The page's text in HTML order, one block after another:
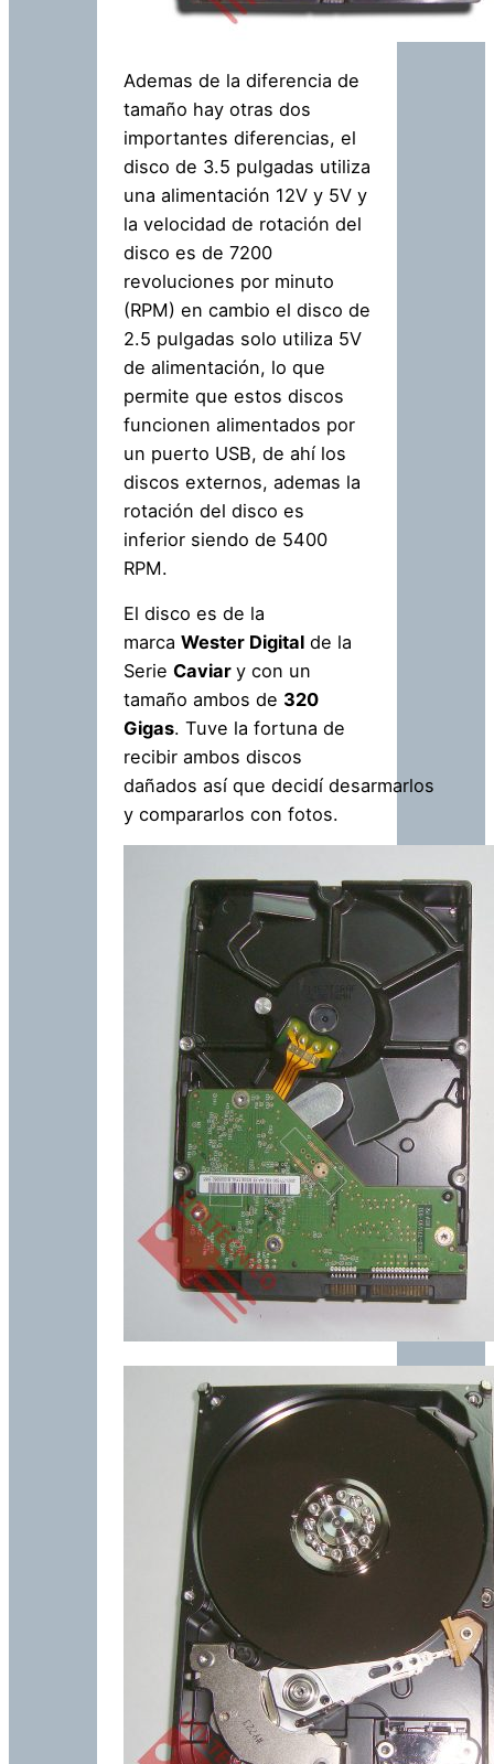
Ademas de la diferencia de
tamaño hay otras dos
importantes diferencias, el
disco de 3.5 pulgadas utiliza
una alimentación 12V y 5V y
la velocidad de rotación del
disco es de 7200
revoluciones por minuto
(RPM) en cambio el disco de
2.5 pulgadas solo utiliza 5V
de alimentación, lo que
permite que estos discos
funcionen alimentados por
un puerto USB, de ahí los
discos externos, ademas la
rotación del disco es
inferior siendo de 5400
RPM.
El disco es de la
marca Wester Digital de la
Serie Caviar y con un
tamaño ambos de 320
Gigas. Tuve la fortuna de
recibir ambos discos
dañados así que decidí desarmarlos
y compararlos con fotos.